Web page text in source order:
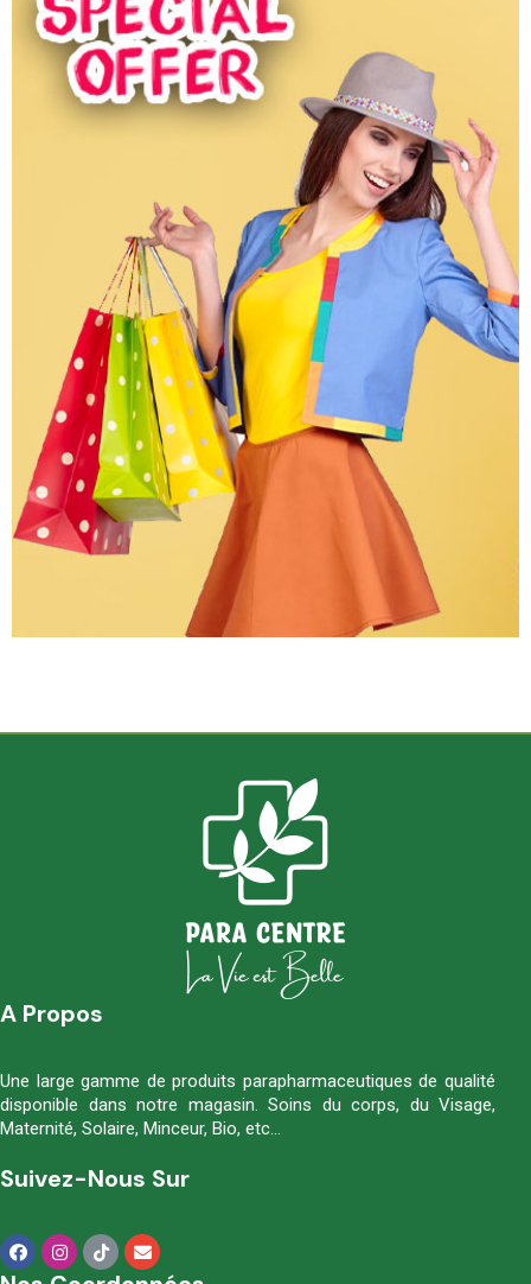
A Propos
Une large gamme de produits parapharmaceutiques de qualité
disponible dans notre magasin. Soins du corps, du Visage,
Maternité, Solaire, Minceur, Bio, etc…
Suivez-Nous Sur